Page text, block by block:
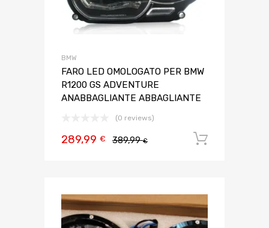
BMW
FARO LED OMOLOGATO PER BMW
R1200 GS ADVENTURE
ANABBAGLIANTE ABBAGLIANTE
(0 reviews)
389,99€
289,99 €